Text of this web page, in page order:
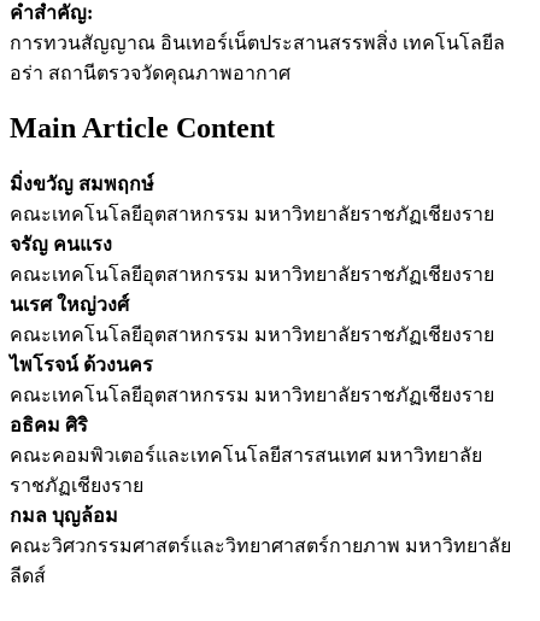
คำสำคัญ:
การทวนสัญญาณ อินเทอร์เน็ตประสานสรรพสิ่ง เทคโนโลยีล
อร่า สถานีตรวจวัดคุณภาพอากาศ
Main Article Content
มิ่งขวัญ สมพฤกษ์
คณะเทคโนโลยีอุตสาหกรรม มหาวิทยาลัยราชภัฏเชียงราย
จรัญ คนแรง
คณะเทคโนโลยีอุตสาหกรรม มหาวิทยาลัยราชภัฏเชียงราย
นเรศ ใหญ่วงศ์
คณะเทคโนโลยีอุตสาหกรรม มหาวิทยาลัยราชภัฏเชียงราย
ไพโรจน์ ด้วงนคร
คณะเทคโนโลยีอุตสาหกรรม มหาวิทยาลัยราชภัฏเชียงราย
อธิคม ศิริ
คณะคอมพิวเตอร์และเทคโนโลยีสารสนเทศ มหาวิทยาลัย
ราชภัฏเชียงราย
กมล บุญล้อม
คณะวิศวกรรมศาสตร์และวิทยาศาสตร์กายภาพ มหาวิทยาลัย
ลีดส์